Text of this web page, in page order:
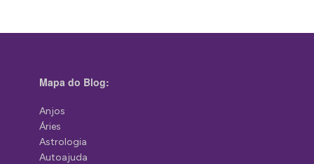
Mapa do Blog:
Anjos
Áries
Astrologia
Autoajuda